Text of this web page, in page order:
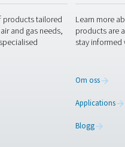
efter en flexibel,
Att välja en
gasproduktion på plats till ett